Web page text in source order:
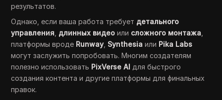
результатов.
Однако, если ваша работа требует детального
управления длинных видео или сложного монтажа
платформы вроде Runway, Synthesia или Pika Labs
могут заслужить попробовать. Многим создателям
полезно использовать PixVerse AI для быстрого
создания контента и другие платформы для финальных
правок.